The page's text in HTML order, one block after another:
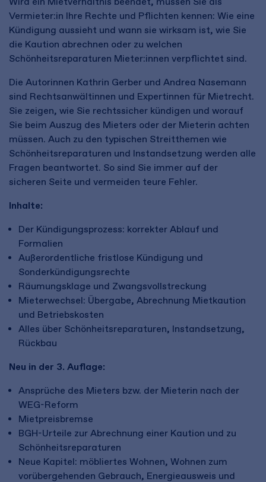
Vermieter:in Ihre Rechte und Pflichten kennen: Wie eine
Kündigung aussieht und wann sie wirksam ist, wie Sie
die Kaution abrechnen oder zu welchen
Schönheitsreparaturen Mieter:innen verpflichtet sind.
Die Autorinnen Kathrin Gerber und Andrea Nasemann
sind Rechtsanwältinnen und Expertinnen für Mietrecht.
Sie zeigen, wie Sie rechtssicher kündigen und worauf
Sie beim Auszug des Mieters oder der Mieterin achten
müssen. Auch zu den typischen Streitthemen wie
Schönheitsreparaturen und Instandsetzung werden alle
Fragen beantwortet. So sind Sie immer auf der
sicheren Seite und vermeiden teure Fehler.
Inhalte:
Der Kündigungsprozess: korrekter Ablauf und
Formalien
Außerordentliche fristlose Kündigung und
Sonderkündigungsrechte
Räumungsklage und Zwangsvollstreckung
Mieterwechsel: Übergabe, Abrechnung Mietkaution
und Betriebskosten
Alles über Schönheitsreparaturen, Instandsetzung,
Rückbau
Neu in der 3. Auflage:
Ansprüche des Mieters bzw. der Mieterin nach der
WEG-Reform
Mietpreisbremse
BGH-Urteile zur Abrechnung einer Kaution und zu
Schönheitsreparaturen
Neue Kapitel: möbliertes Wohnen, Wohnen zum
vorübergehenden Gebrauch, Energieausweis und